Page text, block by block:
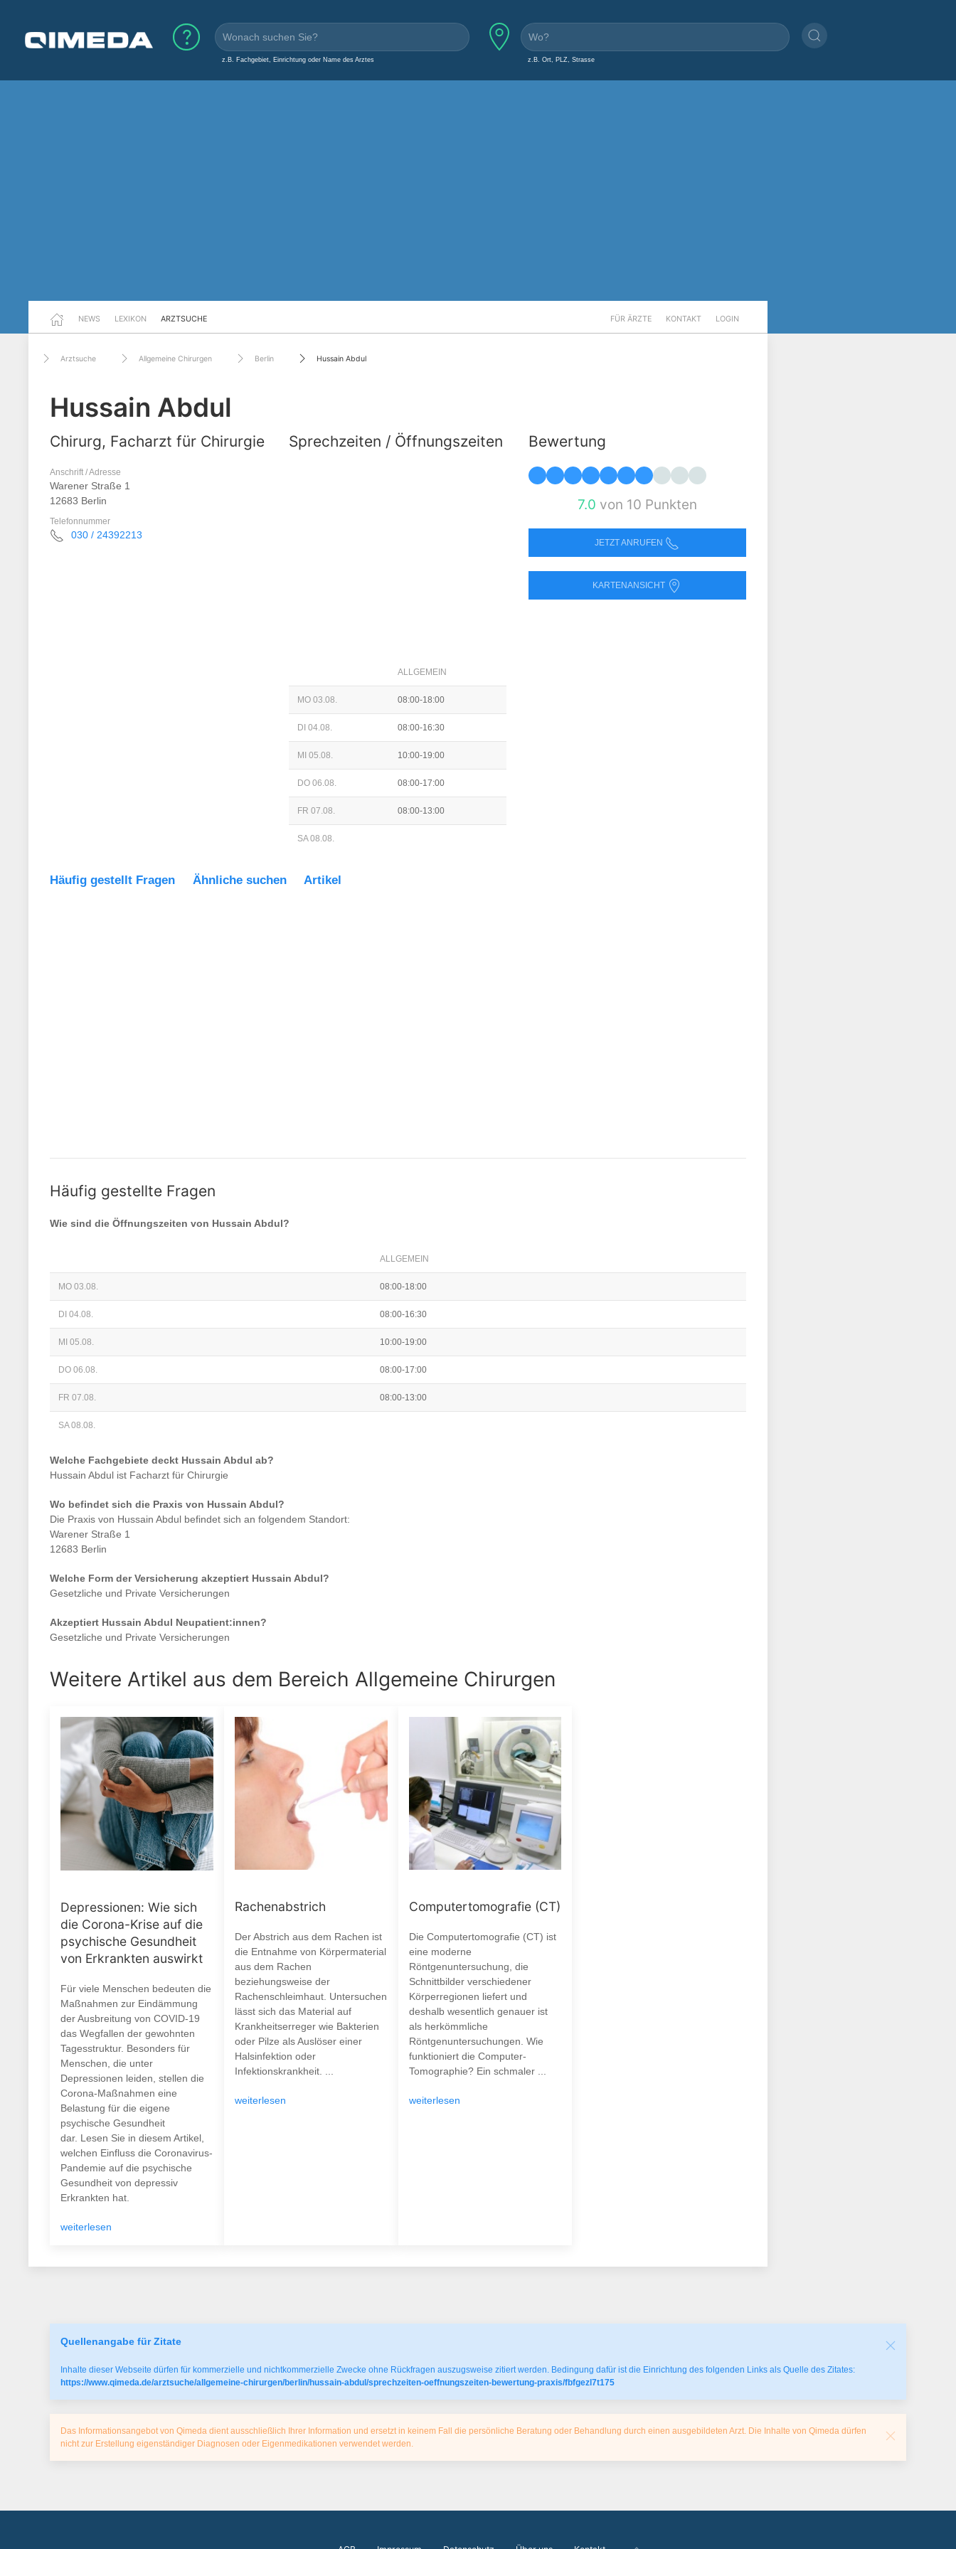
z.B. Fachgebiet, Einrichtung oder Name des Arztes z.B. Ort, PLZ, Strasse
NEWS LEXIKON ARZTSUCHE FÜR ÄRZTE KONTAKT LOGIN
Arztsuche Allgemeine Chirurgen Berlin Hussain Abdul
Hussain Abdul
Chirurg, Facharzt für Chirurgie
Anschrift / Adresse
Warener Straße 1
12683 Berlin
Telefonnummer
030 / 24392213
Sprechzeiten / Öffnungszeiten
ALLGEMEIN
MO 03.08. 08:00-18:00
DI 04.08. 08:00-16:30
MI 05.08. 10:00-19:00
DO 06.08. 08:00-17:00
FR 07.08. 08:00-13:00
SA 08.08.
Bewertung
7.0 von 10 Punkten
JETZT ANRUFEN
KARTENANSICHT
Häufig gestellt Fragen Ähnliche suchen Artikel
Häufig gestellte Fragen
Wie sind die Öffnungszeiten von Hussain Abdul?
ALLGEMEIN
MO 03.08. 08:00-18:00
DI 04.08. 08:00-16:30
MI 05.08. 10:00-19:00
DO 06.08. 08:00-17:00
FR 07.08. 08:00-13:00
SA 08.08.
Welche Fachgebiete deckt Hussain Abdul ab?
Hussain Abdul ist Facharzt für Chirurgie
Wo befindet sich die Praxis von Hussain Abdul?
Die Praxis von Hussain Abdul befindet sich an folgendem Standort:
Warener Straße 1
12683 Berlin
Welche Form der Versicherung akzeptiert Hussain Abdul?
Gesetzliche und Private Versicherungen
Akzeptiert Hussain Abdul Neupatient:innen?
Gesetzliche und Private Versicherungen
Weitere Artikel aus dem Bereich Allgemeine Chirurgen
Depressionen: Wie sich
die Corona-Krise auf die
psychische Gesundheit
von Erkrankten auswirkt
Für viele Menschen bedeuten die
Maßnahmen zur Eindämmung
der Ausbreitung von COVID-19
das Wegfallen der gewohnten
Tagesstruktur. Besonders für
Menschen, die unter
Depressionen leiden, stellen die
Corona-Maßnahmen eine
Belastung für die eigene
psychische Gesundheit
dar. Lesen Sie in diesem Artikel,
welchen Einfluss die Coronavirus-
Pandemie auf die psychische
Gesundheit von depressiv
Erkrankten hat.
weiterlesen
Rachenabstrich
Der Abstrich aus dem Rachen ist
die Entnahme von Körpermaterial
aus dem Rachen
beziehungsweise der
Rachenschleimhaut. Untersuchen
lässt sich das Material auf
Krankheitserreger wie Bakterien
oder Pilze als Auslöser einer
Halsinfektion oder
Infektionskrankheit. ...
weiterlesen
Computertomografie (CT)
Die Computertomografie (CT) ist
eine moderne
Röntgenuntersuchung, die
Schnittbilder verschiedener
Körperregionen liefert und
deshalb wesentlich genauer ist
als herkömmliche
Röntgenuntersuchungen. Wie
funktioniert die Computer-
Tomographie? Ein schmaler ...
weiterlesen
Quellenangabe für Zitate
Inhalte dieser Webseite dürfen für kommerzielle und nichtkommerzielle Zwecke ohne Rückfragen auszugsweise zitiert werden. Bedingung dafür ist die Einrichtung des folgenden Links als Quelle des Zitates:
https://www.qimeda.de/arztsuche/allgemeine-chirurgen/berlin/hussain-abdul/sprechzeiten-oeffnungszeiten-bewertung-praxis/fbfgezl7t175
Das Informationsangebot von Qimeda dient ausschließlich Ihrer Information und ersetzt in keinem Fall die persönliche Beratung oder Behandlung durch einen ausgebildeten Arzt. Die Inhalte von Qimeda dürfen
nicht zur Erstellung eigenständiger Diagnosen oder Eigenmedikationen verwendet werden.